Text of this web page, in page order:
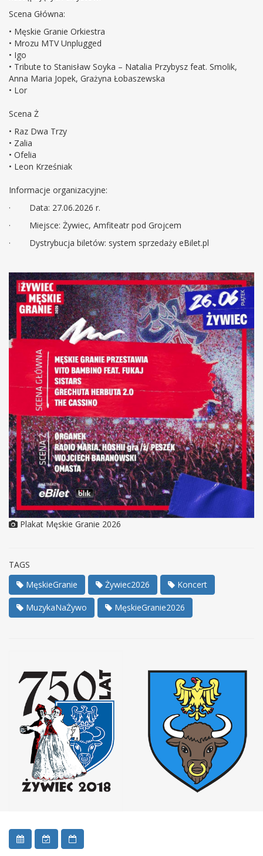
Scena Główna:
• Męskie Granie Orkiestra
• Mrozu MTV Unplugged
• Igo
• Tribute to Stanisław Soyka – Natalia Przybysz feat. Smolik,
Anna Maria Jopek, Grażyna Łobaszewska
• Lor
Scena Ż
• Raz Dwa Trzy
• Zalia
• Ofelia
• Leon Krześniak
Informacje organizacyjne:
· Data: 27.06.2026 r.
· Miejsce: Żywiec, Amfiteatr pod Grojcem
· Dystrybucja biletów: system sprzedaży eBilet.pl
Plakat Męskie Granie 2026
TAGS
MęskieGranie
Żywiec2026 Koncert
MuzykaNaŻywo MęskieGranie2026